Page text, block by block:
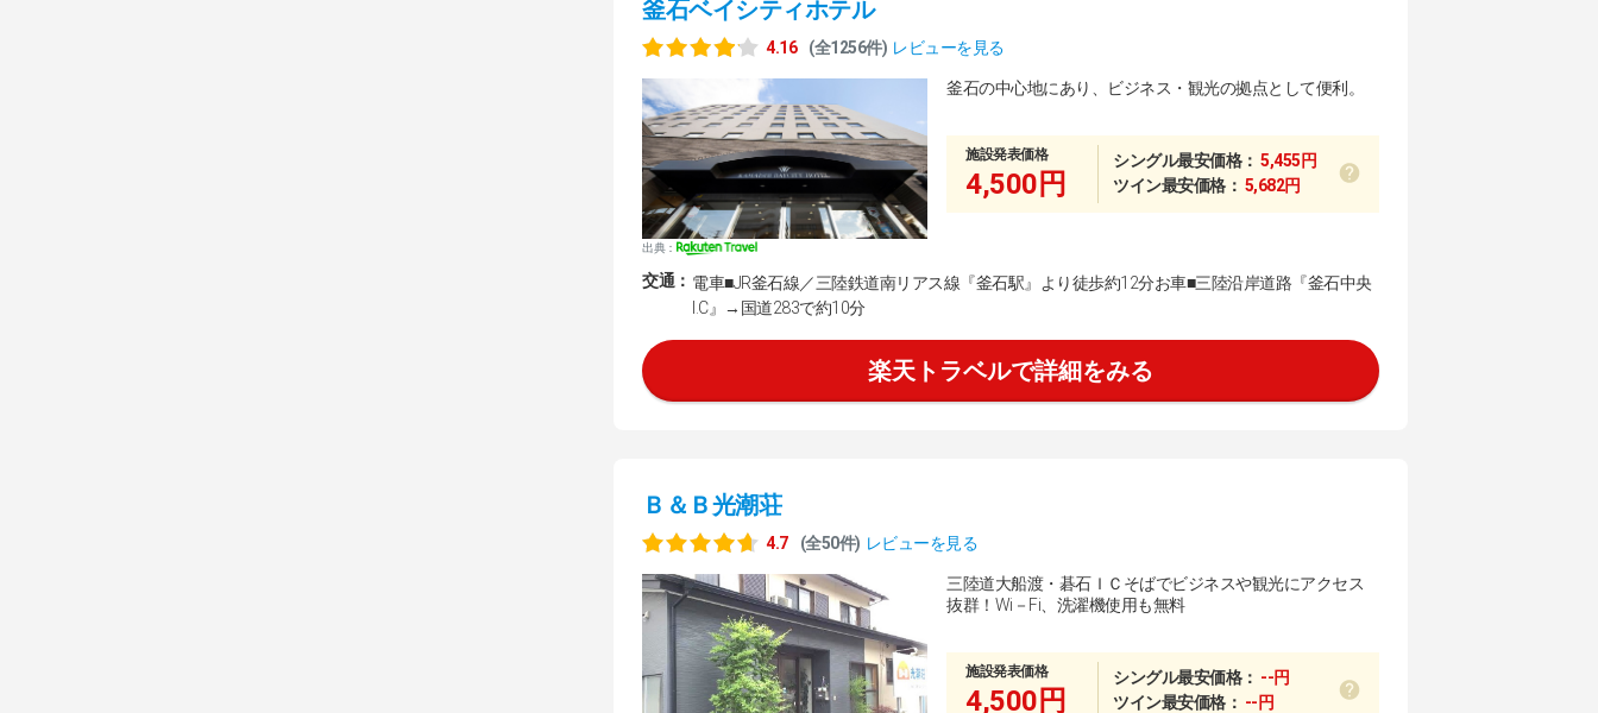
釜石ベイシティホテル
4.16 (全1256件) レビューを見る
出典：
釜石の中心地にあり、ビジネス・観光の拠点として便利。
施設発表価格
4,500円
シングル最安価格： 5,455円
ツイン最安価格： 5,682円
交通： 電車■JR釜石線／三陸鉄道南リアス線『釜石駅』より徒歩約12分お車■三陸沿岸道路『釜石中央
I.C』→国道283で約10分
楽天トラベルで詳細をみる
Ｂ＆Ｂ光潮荘
4.7 (全50件) レビューを見る
三陸道大船渡・碁石ＩＣそばでビジネスや観光にアクセス
抜群！Wi－Fi、洗濯機使用も無料
施設発表価格
4,500円
シングル最安価格： --円
ツイン最安価格： --円